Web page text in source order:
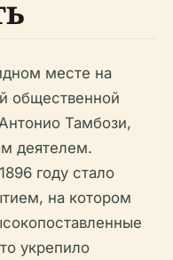
месте на
общественной
Тамбози,
деятелем.
году стало
на котором
укрепило